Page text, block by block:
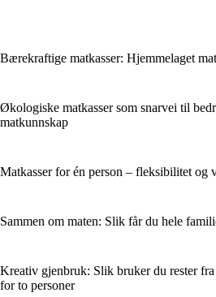
Bærekraftige matkasser: Hjemmelaget
Økologiske matkasser som snarvei til
matkunnskap
Matkasser for én person – fleksibilitet og
Sammen om maten: Slik får du hele
Kreativ gjenbruk: Slik bruker du rester
for to personer